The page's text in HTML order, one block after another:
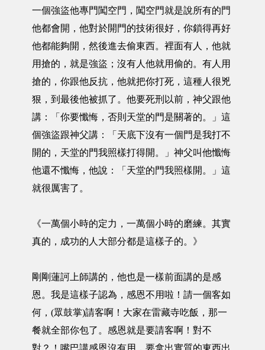
一個強盜他專門闖空門，闖空門就是說所有的門
他都會開，他對於開門的技術很好，你鎖得再好
他都能夠開，然後進去偷東西。裡面有人，他就
用搶的，就是強盜；沒有人他就用偷的。有人用
搶的，你跟他反抗，他就把你打死，這種人很兇
狠，到最後他被抓了。他要死刑以前，神父跟他
講：「你要懺悔，否則天堂的門是關著的。」這
個強盜跟神父講：「天底下沒有一個門是我打不
開的，天堂的門我照樣打得開。」神父叫他懺悔
他還不懺悔，他說：「天堂的門我照樣開。」這
就很厲害了。
《一萬個小時的定力，一萬個小時的磨練。其實
真的，成功的人大部分都是這樣子的。》
剛剛蓮訶上師講的，他也是一樣前面講的是感
恩。我是這樣子認為，感恩不用啦！請一個客如
何，(眾鼓掌)請客啊！大家在雷藏寺吃飯，那一
餐就全部你包了。感恩就是要請客啊！對不
對？！嘴巴講感恩沒有用，要拿出實質的東西出